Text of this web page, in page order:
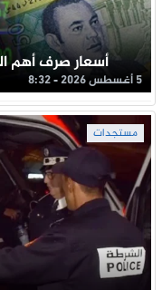
أسعار صرف أهم
5 أغسطس 2026 - 8:32
مستجدات